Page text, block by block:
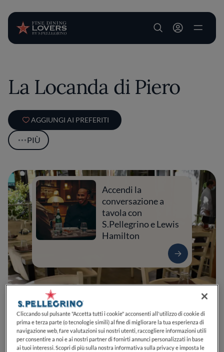
User account
La Locanda di Piero
AGGIUNGI AI PREFERITI
PIÙ
Accendi la
conversazione a
tavola con
S.Pellegrino e Lewis
Hamilton
Cliccando sul pulsante "Accetta tutti i cookie" acconsenti all'utilizzo di cookie di
prima e terza parte (o tecnologie simili) al fine di migliorare la tua esperienza di
navigazione web, fare valutazioni sui nostri utenti, raccogliere informazioni utili
per consentire a noi e ai nostri partner di fornirti annunci personalizzati in base
ai tuoi interessi. Scopri di più sulla nostra informativa sulla privacy e imposta le